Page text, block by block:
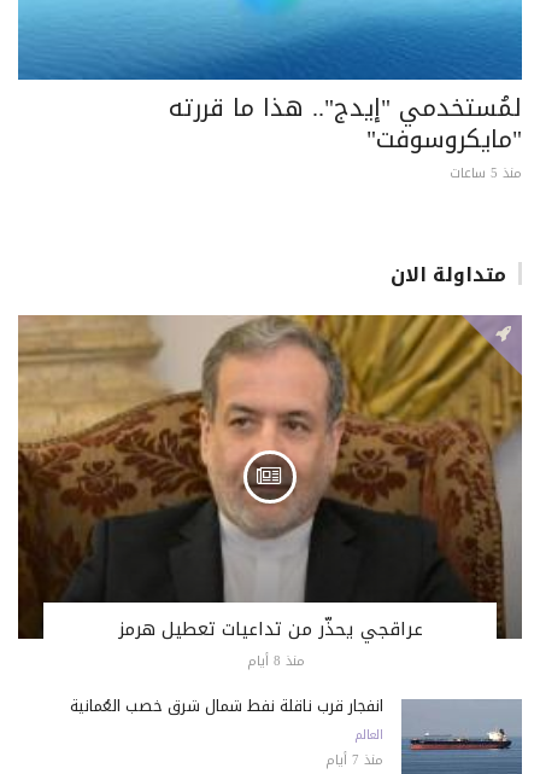
لمُستخدمي "إيدج".. هذا ما قررته
"مايكروسوفت"
منذ 5 ساعات
متداولة الان
عراقجي يحذّر من تداعيات تعطيل هرمز
منذ 8 أيام
انفجار قرب ناقلة نفط شمال شرق خصب العُمانية
العالم
منذ 7 أيام